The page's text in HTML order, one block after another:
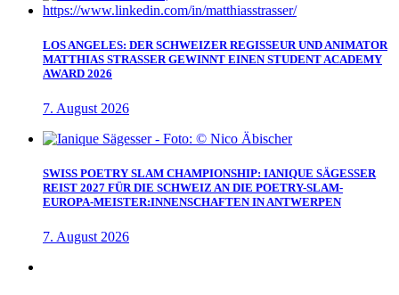
LOS ANGELES: DER SCHWEIZER REGISSEUR UND ANIMATOR
MATTHIAS STRASSER GEWINNT EINEN STUDENT ACADEMY
AWARD 2026
7. August 2026
SWISS POETRY SLAM CHAMPIONSHIP: IANIQUE SÄGESSER
REIST 2027 FÜR DIE SCHWEIZ AN DIE POETRY-SLAM-
EUROPA-MEISTER:INNENSCHAFTEN IN ANTWERPEN
7. August 2026